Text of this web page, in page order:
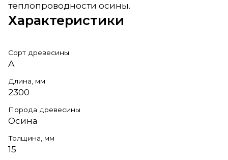
теплопроводности осины.
Характеристики
Сорт древесины
А
Длина, мм
2300
Порода древесины
Осина
Толщина, мм
15